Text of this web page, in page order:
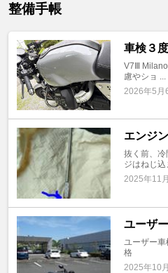
整備手帳
車検３
V7Ⅲ
慮やショ ...
2026年5月
エンジ
抜く前、
ジはねじ込
2025年11
ユーザ
ユーザー
格
2025年10